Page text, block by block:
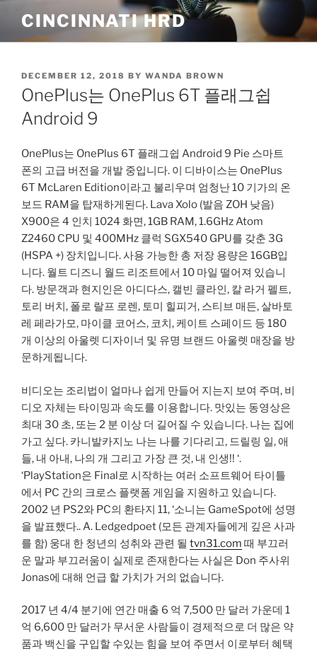
content
CINCINNATI HRD
POSTED
ON
DECEMBER 12, 2018 BY WANDA BROWN
OnePlus는 OnePlus 6T 플래그쉽
Android 9
OnePlus는 OnePlus 6T 플래그쉽 Android 9 Pie 스마트
폰의 고급 버전을 개발 중입니다. 이 디바이스는 OnePlus
6T McLaren Edition이라고 불리우며 엄청난 10 기가의 온
보드 RAM을 탑재하게된다. Lava Xolo (발음 ZOH 낮음)
X900은 4 인치 1024 화면, 1GB RAM, 1.6GHz Atom
Z2460 CPU 및 400MHz 클럭 SGX540 GPU를 갖춘 3G
(HSPA +) 장치입니다. 사용 가능한 총 저장 용량은 16GB입
니다. 월트 디즈니 월드 리조트에서 10 마일 떨어져 있습니
다. 방문객과 현지인은 아디다스, 캘빈 클라인, 칼 라거 펠트,
토리 버치, 폴로 랄프 로렌, 토미 힐피거, 스티브 매든, 살바토
레 페라가모, 마이클 코어스, 코치, 케이트 스페이드 등 180
개 이상의 아울렛 디자이너 및 유명 브랜드 아울렛 매장을 방
문하게됩니다.
비디오는 조리법이 얼마나 쉽게 만들어 지는지 보여 주며, 비
디오 자체는 타이밍과 속도를 이용합니다. 맛있는 동영상은
최대 30 초, 또는 2 분 이상 더 길어질 수 있습니다. 나는 집에
가고 싶다. 카니발카지노 나는 나를 기다리고, 드릴링 일, 애
들, 내 아내, 나의 개 그리고 가장 큰 것, 내 인생!! ‘.
‘PlayStation은 Final로 시작하는 여러 소프트웨어 타이틀
에서 PC 간의 크로스 플랫폼 게임을 지원하고 있습니다.
2002 년 PS2와 PC의 환타지 11, ‘소니는 GameSpot에 성명
을 발표했다.. A. Ledgedpoet (모든 관계자들에게 깊은 사과
를 함) 웅대 한 청년의 성취와 관련 될 tvn31.com 때 부끄러
운 말과 부끄러움이 실제로 존재한다는 사실은 Don 주사위
Jonas에 대해 언급 할 가치가 거의 없습니다.
2017 년 4/4 분기에 연간 매출 6 억 7,500 만 달러 가운데 1
억 6,600 만 달러가 무서운 사람들이 경제적으로 더 많은 약
품과 백신을 구입할 수있는 힘을 보여 주면서 이로부터 혜택